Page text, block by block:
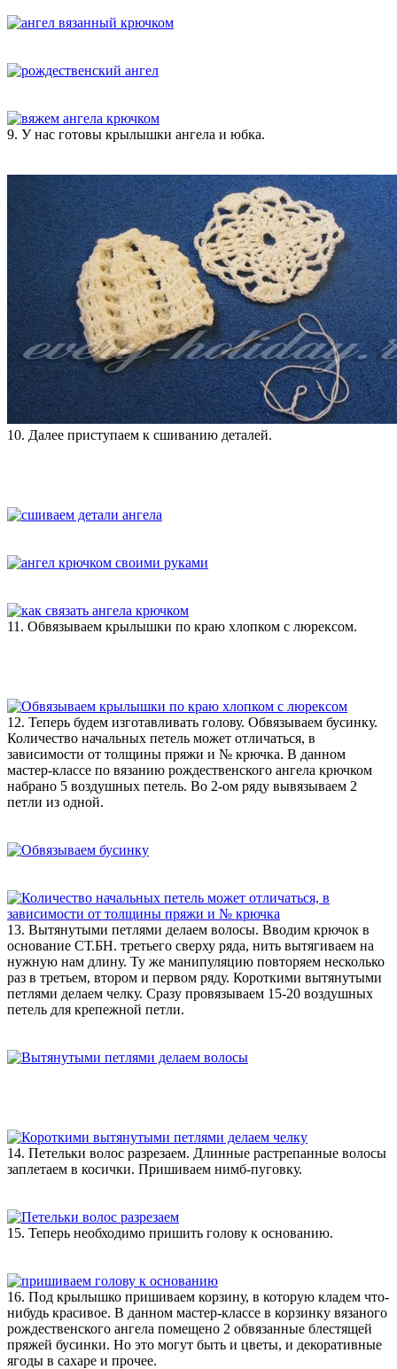
9. У нас готовы крылышки ангела и юбка.
10. Далее приступаем к сшиванию деталей.
11. Обвязываем крылышки по краю хлопком с люрексом.
12. Теперь будем изготавливать голову. Обвязываем бусинку.
Количество начальных петель может отличаться, в
зависимости от толщины пряжи и № крючка. В данном
мастер-классе по вязанию рождественского ангела крючком
набрано 5 воздушных петель. Во 2-ом ряду вывязываем 2
петли из одной.
13. Вытянутыми петлями делаем волосы. Вводим крючок в
основание СТ.БН. третьего сверху ряда, нить вытягиваем на
нужную нам длину. Ту же манипуляцию повторяем несколько
раз в третьем, втором и первом ряду. Короткими вытянутыми
петлями делаем челку. Сразу провязываем 15-20 воздушных
петель для крепежной петли.
14. Петельки волос разрезаем. Длинные растрепанные волосы
заплетаем в косички. Пришиваем нимб-пуговку.
15. Теперь необходимо пришить голову к основанию.
16. Под крылышко пришиваем корзину, в которую кладем что-
нибудь красивое. В данном мастер-классе в корзинку вязаного
рождественского ангела помещено 2 обвязанные блестящей
пряжей бусинки. Но это могут быть и цветы, и декоративные
ягоды в сахаре и прочее.